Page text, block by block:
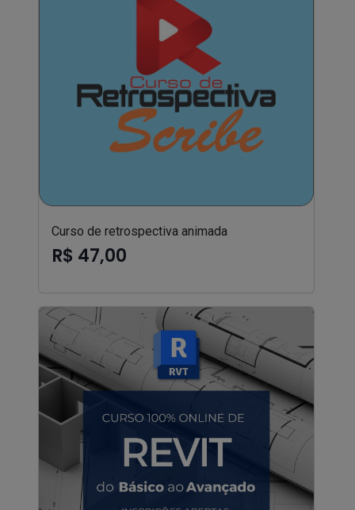
Curso de retrospectiva animada
R$ 47,00